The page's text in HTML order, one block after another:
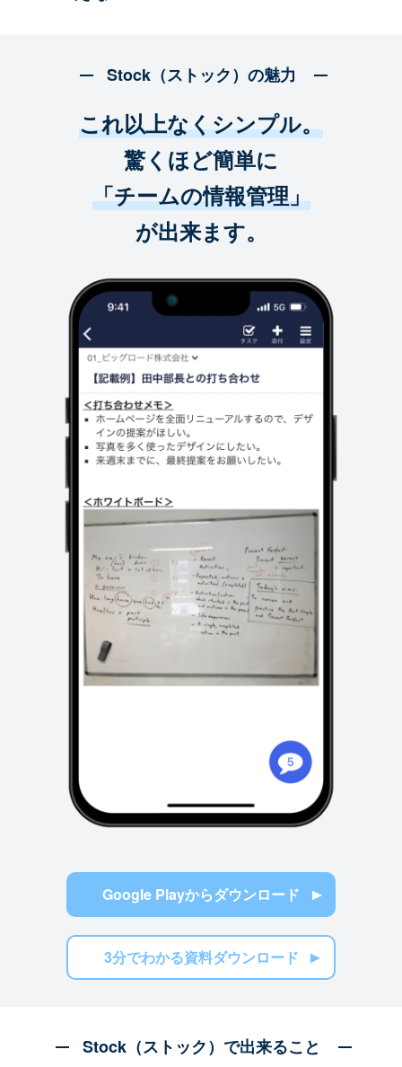
Stock（ストック）の魅力
これ以上なくシンプル。
驚くほど簡単に
「チームの情報管理」
が出来ます。
Google Playからダウンロード
3分でわかる資料ダウンロード
Stock（ストック）で出来ること